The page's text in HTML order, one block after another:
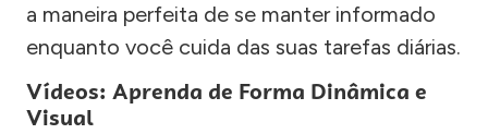
a maneira perfeita de se manter informado
enquanto você cuida das suas tarefas diárias.
Vídeos: Aprenda de Forma Dinâmica e
Visual